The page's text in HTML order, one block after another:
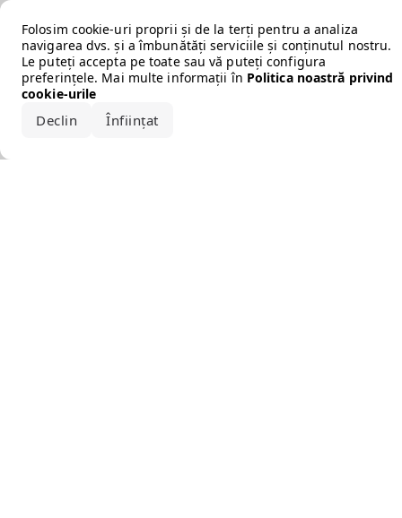
Folosim cookie-uri proprii și de la terți pentru a analiza
navigarea dvs. și a îmbunătăți serviciile și conținutul nostru.
Le puteți accepta pe toate sau vă puteți configura
preferințele. Mai multe informații în Politica noastră privind
cookie-urile
Declin Înființat
Error loading the brand